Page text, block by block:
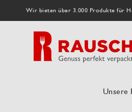
Wir bieten über 3.000 Produkte für
Unsere